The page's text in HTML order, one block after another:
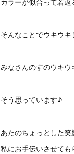
そんなことでウキウキ
みなさんのすのウキウ
そう思っています♪
あたのちょっとした笑
私にお手伝いさせても